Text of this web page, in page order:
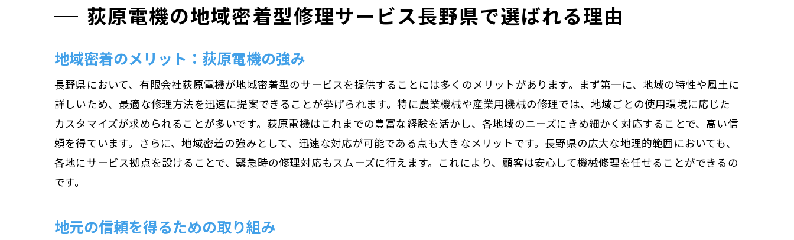
長野県の地域社会への貢献
迅速な対応でお客様の時間を無駄にしない
確実な修理技術がもたらす安心感
修理スピードの秘密：徹底した現場管理
迅速な対応を可能にする設備と技術
実際の修理事例から見る迅速対応
農業機械から産業用機械まで荻原電機の幅広い修理実績
機械の種類別修理事例
荻原電機の地域密着型修理サービス長野県で選ばれる理由
地域密着のメリット：荻原電機の強み
長野県において、有限会社荻原電機が地域密着型のサービスを提供することには多くのメリットがあります。まず第一に、地域の特性や風土に
詳しいため、最適な修理方法を迅速に提案できることが挙げられます。特に農業機械や産業用機械の修理では、地域ごとの使用環境に応じた
カスタマイズが求められることが多いです。荻原電機はこれまでの豊富な経験を活かし、各地域のニーズにきめ細かく対応することで、高い信
頼を得ています。さらに、地域密着の強みとして、迅速な対応が可能である点も大きなメリットです。長野県の広大な地理的範囲においても、
各地にサービス拠点を設けることで、緊急時の修理対応もスムーズに行えます。これにより、顧客は安心して機械修理を任せることができるの
です。
地元の信頼を得るための取り組み